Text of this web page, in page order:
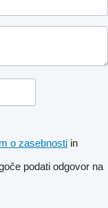
o zasebnosti in
podati odgovor na